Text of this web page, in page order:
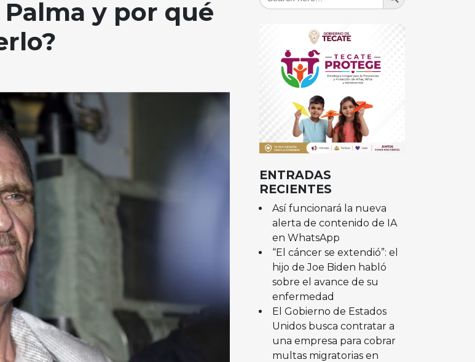
Palma y por qué
ENTRADAS
RECIENTES
Así funcionará la nueva
alerta de contenido de IA
en WhatsApp
“El cáncer se extendió”: el
hijo de Joe Biden habló
sobre el avance de su
enfermedad
El Gobierno de Estados
Unidos busca contratar a
una empresa para cobrar
multas migratorias en